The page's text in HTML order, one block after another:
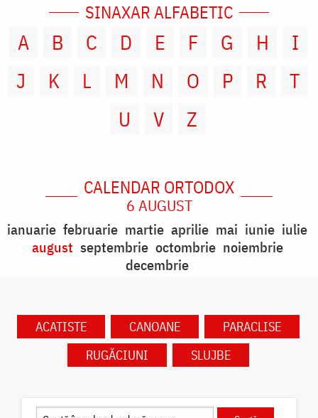
SINAXAR ALFABETIC
A B C D E F G H
I
J
K L M N O P R
T
U
V Z
CALENDAR ORTODOX
6 AUGUST
ianuarie februarie martie aprilie mai iunie iulie
august septembrie octombrie noiembrie
decembrie
ACATISTE CANOANE
PARACLISE
RUGĂCIUNI
SLUJBE